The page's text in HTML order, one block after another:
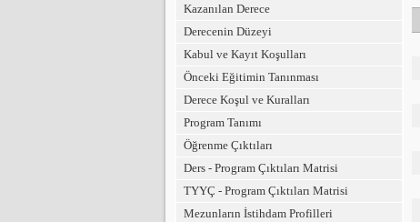
Kazanılan Derece
Derecenin Düzeyi
Kabul ve Kayıt Koşulları
Önceki Eğitimin Tanınması
Derece Koşul ve Kuralları
Program Tanımı
Öğrenme Çıktıları
Ders - Program Çıktıları Matrisi
TYYÇ - Program Çıktıları Matrisi
Mezunların İstihdam Profilleri